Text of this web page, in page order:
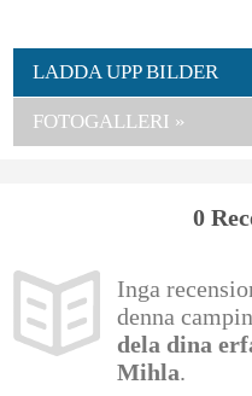
LADDA UPP BILDER
FOTOGALLERI »
0
Inga
denna
dela dina
Mihla.